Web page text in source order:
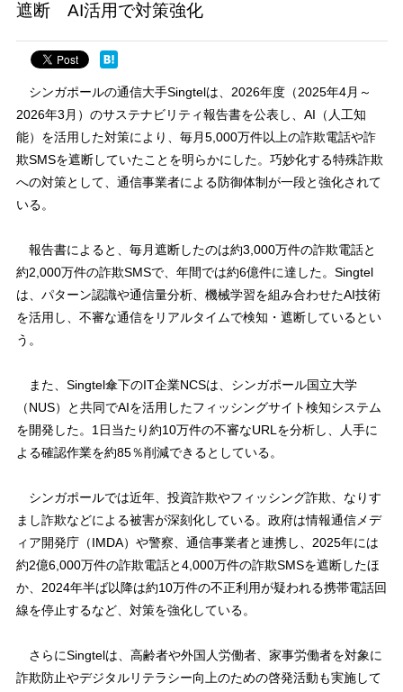
遮断 AI活用で対策強化
シンガポールの通信大手Singtelは、2026年度（2025年4月～
2026年3月）のサステナビリティ報告書を公表し、AI（人工知
能）を活用した対策により、毎月5,000万件以上の詐欺電話や詐
欺SMSを遮断していたことを明らかにした。巧妙化する特殊詐欺
への対策として、通信事業者による防御体制が一段と強化されて
いる。
報告書によると、毎月遮断したのは約3,000万件の詐欺電話と
約2,000万件の詐欺SMSで、年間では約6億件に達した。Singtel
は、パターン認識や通信量分析、機械学習を組み合わせたAI技術
を活用し、不審な通信をリアルタイムで検知・遮断しているとい
う。
また、Singtel傘下のIT企業NCSは、シンガポール国立大学
（NUS）と共同でAIを活用したフィッシングサイト検知システム
を開発した。1日当たり約10万件の不審なURLを分析し、人手に
よる確認作業を約85％削減できるとしている。
シンガポールでは近年、投資詐欺やフィッシング詐欺、なりす
まし詐欺などによる被害が深刻化している。政府は情報通信メデ
ィア開発庁（IMDA）や警察、通信事業者と連携し、2025年には
約2億6,000万件の詐欺電話と4,000万件の詐欺SMSを遮断したほ
か、2024年半ば以降は約10万件の不正利用が疑われる携帯電話回
線を停止するなど、対策を強化している。
さらにSingtelは、高齢者や外国人労働者、家事労働者を対象に
詐欺防止やデジタルリテラシー向上のための啓発活動も実施して